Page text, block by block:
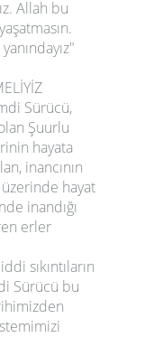
Allah bu
Sürücü,
Şuurlu
hayata
inancının
hayat
inandığı
erler
sıkıntıların
Sürücü bu